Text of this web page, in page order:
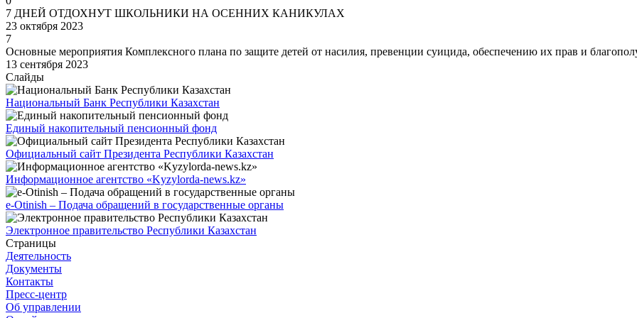
7 ДНЕЙ ОТДОХНУТ ШКОЛЬНИКИ НА ОСЕННИХ КАНИКУЛАХ
23 октября 2023
7
Основные мероприятия Комплексного плана по защите детей от насилия, превенции суицида, обеспечению их прав и
13 сентября 2023
Слайды
Национальный Банк Республики Казахстан
Единый накопительный пенсионный фонд
Официальный сайт Президента Республики Казахстан
Информационное агентство «Kyzylorda-news.kz»
e-Otinish – Подача обращений в государственные органы
Электронное правительство Республики Казахстан
Страницы
Деятельность
Документы
Контакты
Пресс-центр
Об управлении